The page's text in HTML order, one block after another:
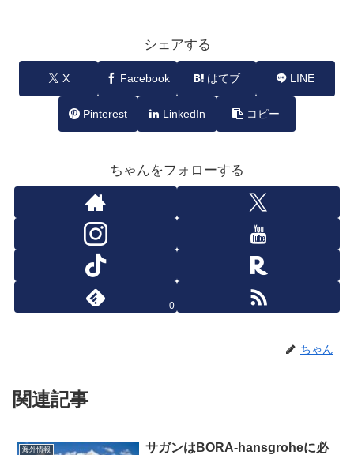
シェアする
X Facebook はてブ LINE
Pinterest LinkedIn コピー
ちゃんをフォローする
0
ちゃん
関連記事
海外情報
サガンはBORA-hansgroheに必